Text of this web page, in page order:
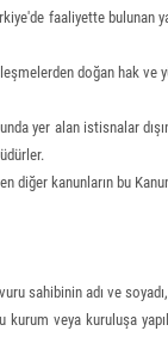
faaliyette bulunan
doğan hak ve
yer alan istisnalar
diğer kanunların bu
sahibinin adı ve
kurum veya kuruluşa